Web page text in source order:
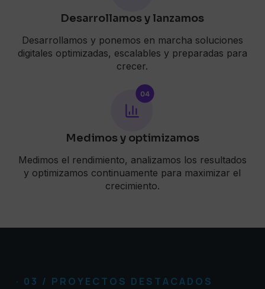
Desarrollamos y lanzamos
Desarrollamos y ponemos en marcha soluciones
digitales optimizadas, escalables y preparadas para
crecer.
Medimos y optimizamos
Medimos el rendimiento, analizamos los resultados
y optimizamos continuamente para maximizar el
crecimiento.
· 03 / PROYECTOS DESTACADOS